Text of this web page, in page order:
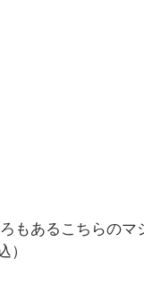
もあるこちらのマ
）